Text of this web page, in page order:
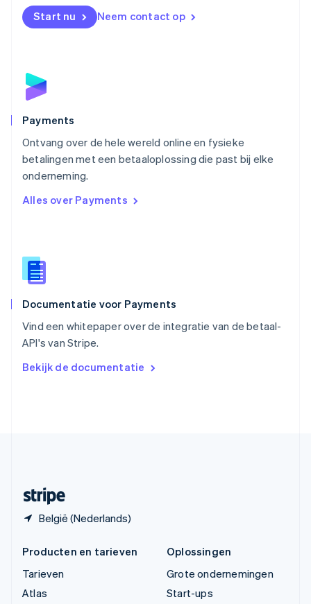
Start nu Neem contact op
Payments
Ontvang over de hele wereld online en fysieke
betalingen met een betaaloplossing die past bij elke
onderneming.
Alles over Payments
Documentatie voor Payments
Vind een whitepaper over de integratie van de betaal-
API's van Stripe.
Bekijk de documentatie
België (Nederlands)
English
Noorwegen
Polen
English
Português
English
Singapore
English简体中文
EnglishItaliano
Español
Thailand
Tsjechië
Vasteland van China
简体中文English
English
Producten en tarieven
Tarieven
Atlas
Oplossingen
Grote ondernemingen
Start-ups